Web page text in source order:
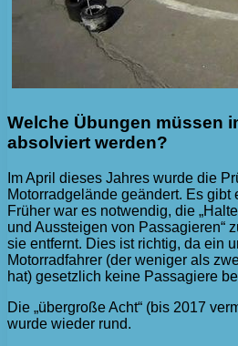
Welche Übungen müssen
absolviert werden?
Im April dieses Jahres wurde die
Motorradgelände geändert. Es gibt
Früher war es notwendig, die
und Aussteigen von Passagieren“
sie entfernt. Dies ist richtig, da ein
Motorradfahrer (der weniger als
hat) gesetzlich keine Passagiere
Die „übergroße Acht“ (bis 2017
wurde wieder rund.